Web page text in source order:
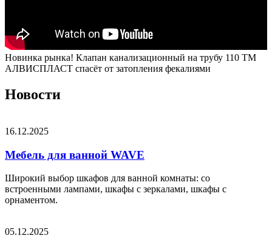
Новинка рынка! Клапан канализационный на трубу 110 ТМ
АЛВИСПЛАСТ спасёт от затопления фекалиями
Новости
16.12.2025
Мебель для ванной WAVE
Широкий выбор шкафов для ванной комнаты: со
встроенными лампами, шкафы с зеркалами, шкафы с
орнаментом.
05.12.2025